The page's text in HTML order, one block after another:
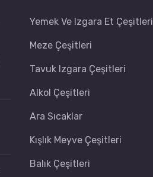
Yemek Ve Izgara Et Çeşitleri
Meze Çeşitleri
Tavuk Izgara Çeşitleri
Alkol Çeşitleri
Ara Sıcaklar
Kışlık Meyve Çeşitleri
Balık Çeşitleri